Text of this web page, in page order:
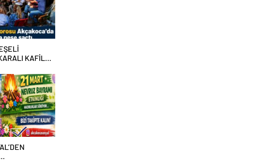
KAFİLE